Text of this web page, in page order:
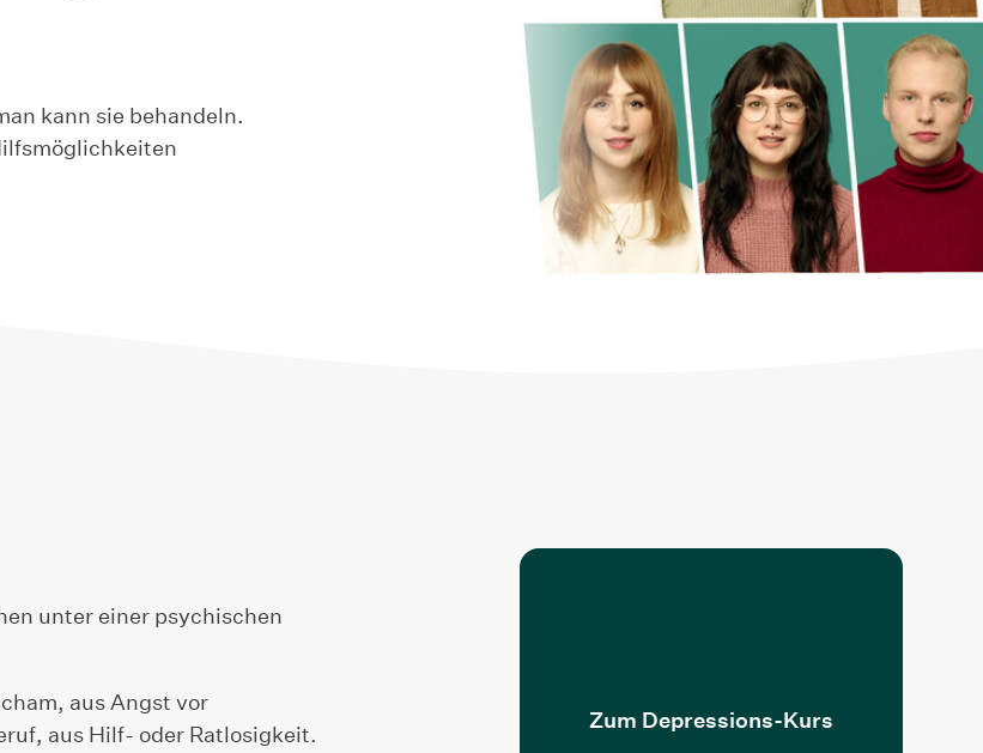
kann sie behandeln.
unter einer psychischen
aus Angst vor
aus Hilf- oder Ratlosigkeit.
Zum Depressions-Kurs